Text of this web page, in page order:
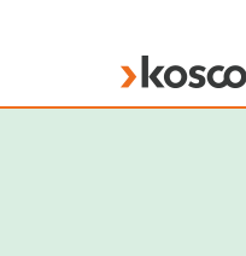
KOSCOM